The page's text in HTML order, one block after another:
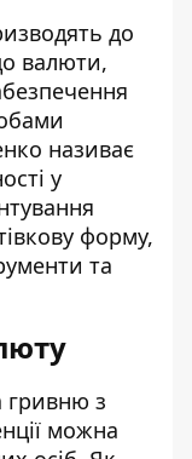
до
валюти,
називає
у
форму,
та
гривню з
можна